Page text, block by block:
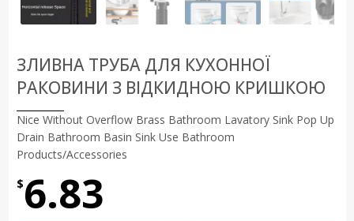
ЗЛИВНА ТРУБА ДЛЯ КУХОННОЇ
РАКОВИНИ З ВІДКИДНОЮ КРИШКОЮ
Nice Without Overflow Brass Bathroom Lavatory Sink Pop Up
Drain Bathroom Basin Sink Use Bathroom
Products/Accessories
$6.83